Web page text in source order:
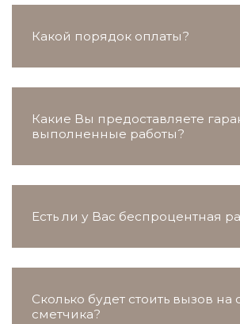
Какой порядок оплаты?
Какие Вы предоставляете
выполненные работы?
Есть ли у Вас беспроцентная
Сколько будет стоить вызов на
сметчика?